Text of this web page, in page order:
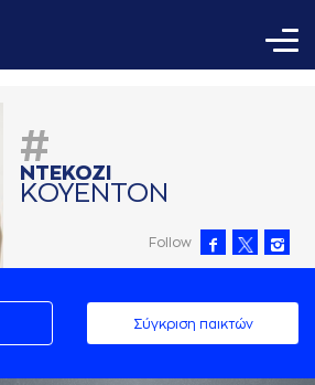
#
ΝΤΕΚΟΖΙ
ΚΟΥΕΝΤΟΝ
Follow
Σύγκριση παικτών